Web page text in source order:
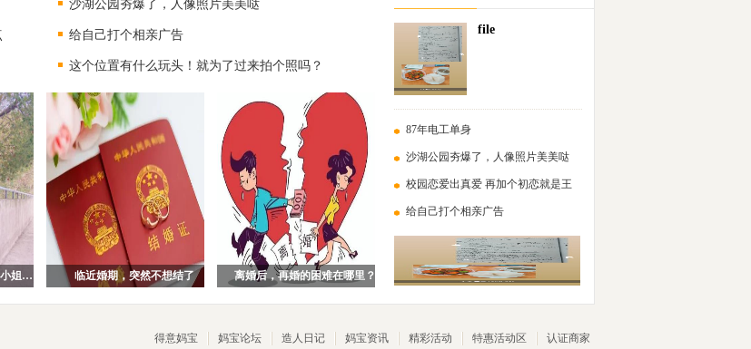
沙湖公园夯爆了，人像照片美美哒
给自己打个相亲广告
这个位置有什么玩头！就为了过来拍个照吗？
94年武汉男生年16+，寻小姐姐一枚！ 临近婚期，突然不想结了 离婚后，再婚的困难在哪里？
file
87年电工单身
沙湖公园夯爆了，人像照片美美哒
校园恋爱出真爱 再加个初恋就是王
给自己打个相亲广告
得意妈宝 妈宝论坛 造人日记 妈宝资讯 精彩活动 特惠活动区 认证商家